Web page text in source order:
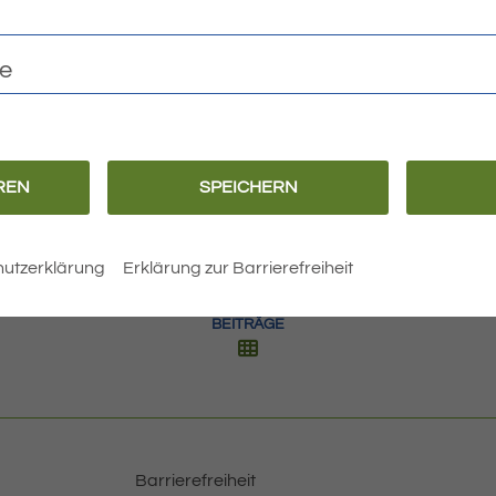
BEITRÄGE
Barrierefreiheit
SPEICHERN
Erklärung zur Barrierefreiheit